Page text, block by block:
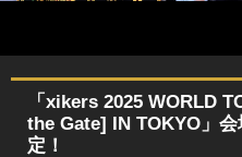
「xikers 2025 WORLD
the Gate] IN TOKYO」
定！